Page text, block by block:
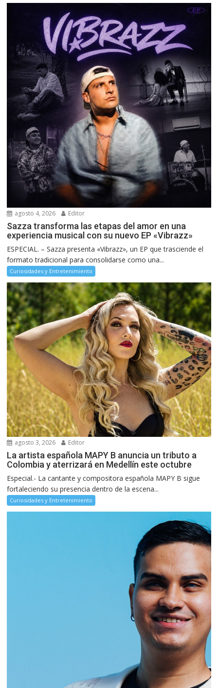
agosto 4, 2026 Editor
Sazza transforma las etapas del amor en una
experiencia musical con su nuevo EP «Vibrazz»
ESPECIAL. – Sazza presenta «Vibrazz», un EP que trasciende el
formato tradicional para consolidarse como una...
Curiosidades y Entretenimiento
agosto 3, 2026 Editor
La artista española MAPY B anuncia un tributo a
Colombia y aterrizará en Medellín este octubre
Especial.- La cantante y compositora española MAPY B sigue
fortaleciendo su presencia dentro de la escena...
Curiosidades y Entretenimiento